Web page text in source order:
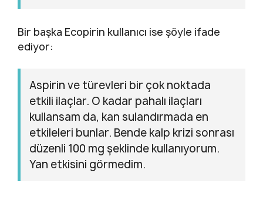
Bir başka Ecopirin kullanıcı ise şöyle ifade
ediyor:
Aspirin ve türevleri bir çok noktada
etkili ilaçlar. O kadar pahalı ilaçları
kullansam da, kan sulandırmada en
etkileleri bunlar. Bende kalp krizi sonrası
düzenli 100 mg şeklinde kullanıyorum.
Yan etkisini görmedim.